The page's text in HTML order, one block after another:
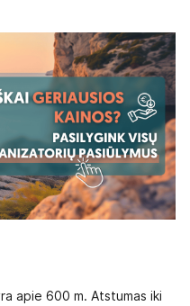
apie 600 m. Atstumas iki